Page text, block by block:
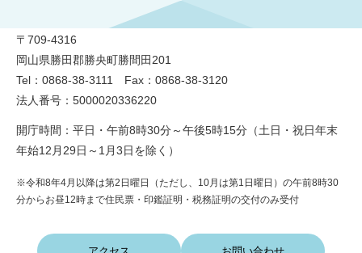
〒709-4316
岡山県勝田郡勝央町勝間田201
Tel：0868-38-3111 Fax：0868-38-3120
法人番号：5000020336220
開庁時間：平日・午前8時30分～午後5時15分（土日・祝日年末
年始12月29日～1月3日を除く）
※令和8年4月以降は第2日曜日（ただし、10月は第1日曜日）の午前8時30
分からお昼12時まで住民票・印鑑証明・税務証明の交付のみ受付